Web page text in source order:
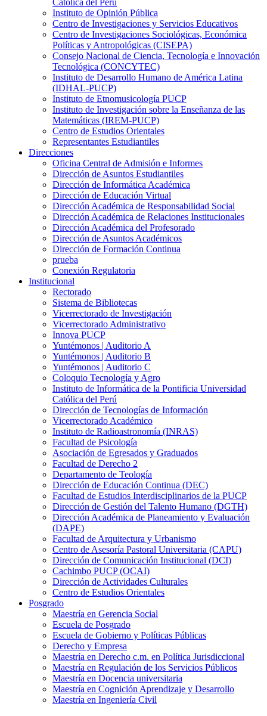
Católica del Perú
Instituto de Opinión Pública
Centro de Investigaciones y Servicios Educativos
Centro de Investigaciones Sociológicas, Económica
Políticas y Antropológicas (CISEPA)
Consejo Nacional de Ciencia, Tecnología e Innovación
Tecnológica (CONCYTEC)
Instituto de Desarrollo Humano de América Latina
(IDHAL-PUCP)
Instituto de Etnomusicología PUCP
Instituto de Investigación sobre la Enseñanza de las
Matemáticas (IREM-PUCP)
Centro de Estudios Orientales
Representantes Estudiantiles
Direcciones
Oficina Central de Admisión e Informes
Dirección de Asuntos Estudiantiles
Dirección de Informática Académica
Dirección de Educación Virtual
Dirección Académica de Responsabilidad Social
Dirección Académica de Relaciones Institucionales
Dirección Académica del Profesorado
Dirección de Asuntos Académicos
Dirección de Formación Continua
prueba
Conexión Regulatoria
Institucional
Rectorado
Sistema de Bibliotecas
Vicerrectorado de Investigación
Vicerrectorado Administrativo
Innova PUCP
Yuntémonos | Auditorio A
Yuntémonos | Auditorio B
Yuntémonos | Auditorio C
Coloquio Tecnología y Agro
Instituto de Informática de la Pontificia Universidad
Católica del Perú
Dirección de Tecnologías de Información
Vicerrectorado Académico
Instituto de Radioastronomía (INRAS)
Facultad de Psicología
Asociación de Egresados y Graduados
Facultad de Derecho 2
Departamento de Teología
Dirección de Educación Continua (DEC)
Facultad de Estudios Interdisciplinarios de la PUCP
Dirección de Gestión del Talento Humano (DGTH)
Dirección Académica de Planeamiento y Evaluación
(DAPE)
Facultad de Arquitectura y Urbanismo
Centro de Asesoría Pastoral Universitaria (CAPU)
Dirección de Comunicación Institucional (DCI)
Cachimbo PUCP (OCAI)
Dirección de Actividades Culturales
Centro de Estudios Orientales
Posgrado
Maestría en Gerencia Social
Escuela de Posgrado
Escuela de Gobierno y Políticas Públicas
Derecho y Empresa
Maestría en Derecho c.m. en Política Jurisdiccional
Maestría en Regulación de los Servicios Públicos
Maestría en Docencia universitaria
Maestría en Cognición Aprendizaje y Desarrollo
Maestría en Ingeniería Civil